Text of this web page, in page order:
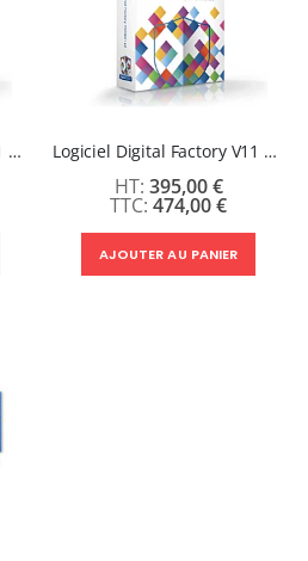
Logiciel Digital Factory V11 DTF Edition - Imprimantes grand format Logiciel Digital Factory V11 DTF Desktop Edition - Imprimantes jusqu'au A3+
474,00 €
395,00 €
AJOUTER AU PANIER